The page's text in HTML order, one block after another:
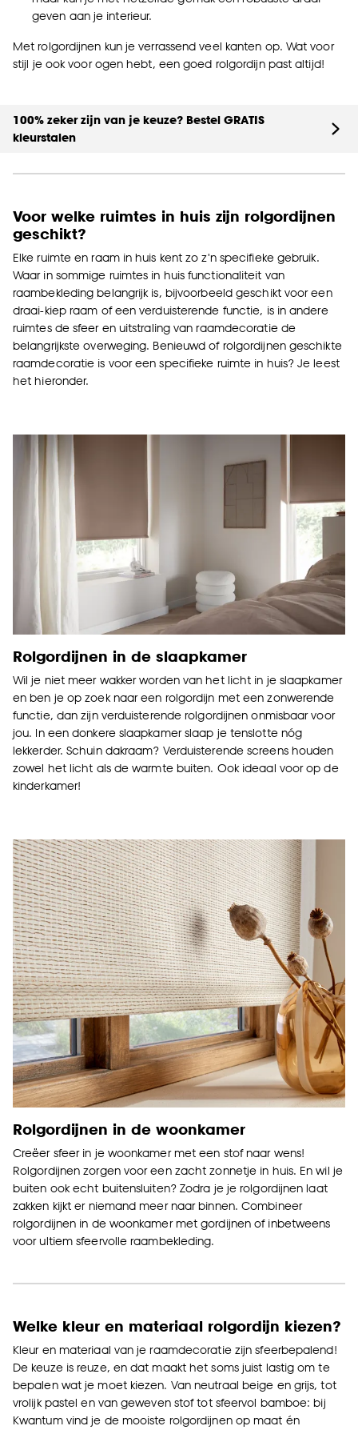
kan aanpassen, bekijk hiervoor onze
geven aan je interieur.
Met rolgordijnen kun je verrassend veel kanten op. Wat voor
stijl je ook voor ogen hebt, een goed rolgordijn past altijd!
100% zeker zijn van je keuze? Bestel GRATIS
kleurstalen
Voor welke ruimtes in huis zijn rolgordijnen
geschikt?
Elke ruimte en raam in huis kent zo z'n specifieke gebruik.
Waar in sommige ruimtes in huis functionaliteit van
raambekleding belangrijk is, bijvoorbeeld geschikt voor een
draai-kiep raam of een verduisterende functie, is in andere
ruimtes de sfeer en uitstraling van raamdecoratie de
belangrijkste overweging. Benieuwd of rolgordijnen geschikte
raamdecoratie is voor een specifieke ruimte in huis? Je leest
het hieronder.
Rolgordijnen in de slaapkamer
Wil je niet meer wakker worden van het licht in je slaapkamer
en ben je op zoek naar een rolgordijn met een zonwerende
functie, dan zijn verduisterende rolgordijnen onmisbaar voor
jou. In een donkere slaapkamer slaap je tenslotte nóg
lekkerder. Schuin dakraam? Verduisterende screens houden
zowel het licht als de warmte buiten. Ook ideaal voor op de
kinderkamer!
Rolgordijnen in de woonkamer
Creëer sfeer in je woonkamer met een stof naar wens!
Rolgordijnen zorgen voor een zacht zonnetje in huis. En wil je
buiten ook echt buitensluiten? Zodra je je rolgordijnen laat
zakken kijkt er niemand meer naar binnen. Combineer
rolgordijnen in de woonkamer met gordijnen of inbetweens
voor ultiem sfeervolle raambekleding.
Welke kleur en materiaal rolgordijn kiezen?
Kleur en materiaal van je raamdecoratie zijn sfeerbepalend!
De keuze is reuze, en dat maakt het soms juist lastig om te
bepalen wat je moet kiezen. Van neutraal beige en grijs, tot
vrolijk pastel en van geweven stof tot sfeervol bamboe: bij
Kwantum vind je de mooiste rolgordijnen op maat én